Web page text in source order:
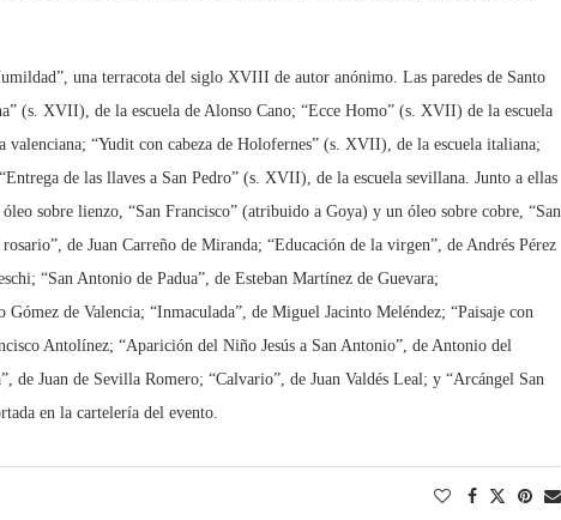
una terracota del siglo XVIII de autor anónimo. Las paredes de Santo
(s. XVII), de la escuela de Alonso Cano; “Ecce Homo” (s. XVII) de la escuela
“Yudit con cabeza de Holofernes” (s. XVII), de la escuela italiana;
de las llaves a San Pedro” (s. XVII), de la escuela sevillana. Junto a ellas
sobre lienzo, “San Francisco” (atribuido a Goya) y un óleo sobre cobre, “San
de Juan Carreño de Miranda; “Educación de la virgen”, de Andrés Pérez
“San Antonio de Padua”, de Esteban Martínez de Guevara;
de Valencia; “Inmaculada”, de Miguel Jacinto Meléndez; “Paisaje con
Antolínez; “Aparición del Niño Jesús a San Antonio”, de Antonio del
de Juan de Sevilla Romero; “Calvario”, de Juan Valdés Leal; y “Arcángel San
en la cartelería del evento.